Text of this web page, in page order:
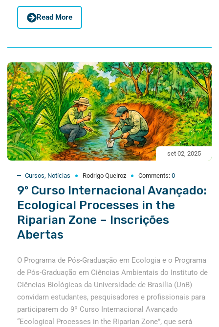
Read More
set 02, 2025
Cursos, Notícias Rodrigo Queiroz Comments: 0
9º Curso Internacional Avançado:
Ecological Processes in the
Riparian Zone – Inscrições
Abertas
O Programa de Pós-Graduação em Ecologia e o Programa
de Pós-Graduação em Ciências Ambientais do Instituto de
Ciências Biológicas da Universidade de Brasília (UnB)
convidam estudantes, pesquisadores e profissionais para
participarem do 9º Curso Internacional Avançado
“Ecological Processes in the Riparian Zone”, que será